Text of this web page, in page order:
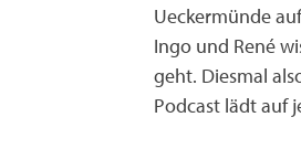
Ueckermünde
Ingo und René
geht. Diesmal
Podcast lädt auf